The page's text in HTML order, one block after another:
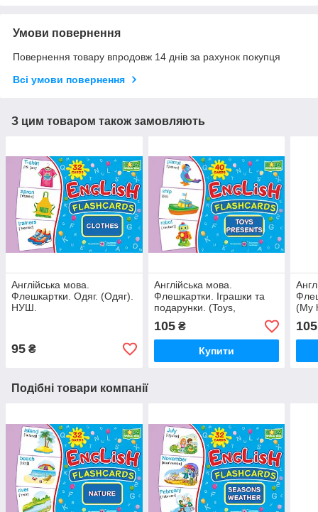
Умови повернення
Повернення товару впродовж 14 днів за рахунок покупця
Всі умови повернення
З цим товаром також замовляють
Англійська мова.
Флешкартки. Одяг. (Одяг).
НУШ.
95 ₴
Англійська мова.
Флешкартки. Іграшки та
подарунки. (Toys,
presents). НУШ.
105₴
Купити
(My
105
Подібні товари компанії